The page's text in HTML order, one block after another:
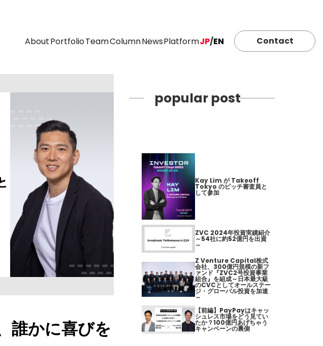
AboutPortfolioTeamColumnNewsPlatformJP/EN Contact
誰かに喜びを
popular post
Kay Lim が Takeoff
Tokyo のピッチ審査員と
して参加
ZVC 2024年投資実績紹介
～54社に約52億円を出資
～
Z Venture Capital株式
会社、300億円規模の新フ
ァンド『ZVC2号投資事業
組合』を組成～日本最大級
のCVCとしてオールステー
ジ・グローバル投資を加速
～
【前編】PayPayはキャッ
シュレス市場をどう見てい
たか？100億円あげちゃう
キャンペーンの裏側